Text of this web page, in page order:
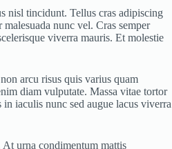
nisl tincidunt. Tellus cras adipiscing
nunc vel. Cras semper
viverra mauris. Et molestie
arcu risus quis varius quam
diam vulputate. Massa vitae tortor
iaculis nunc sed augue lacus viverra
urna condimentum mattis